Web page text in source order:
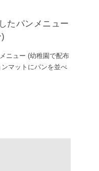
たパンメニュー
ニュー (幼稚園で配布
マットにパンを並べ